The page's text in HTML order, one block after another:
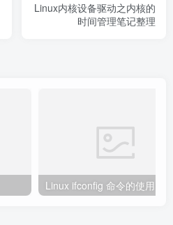
Linux内核设备驱动之内核的
时间管理笔记整理
Linux ifconfig 命令的使用